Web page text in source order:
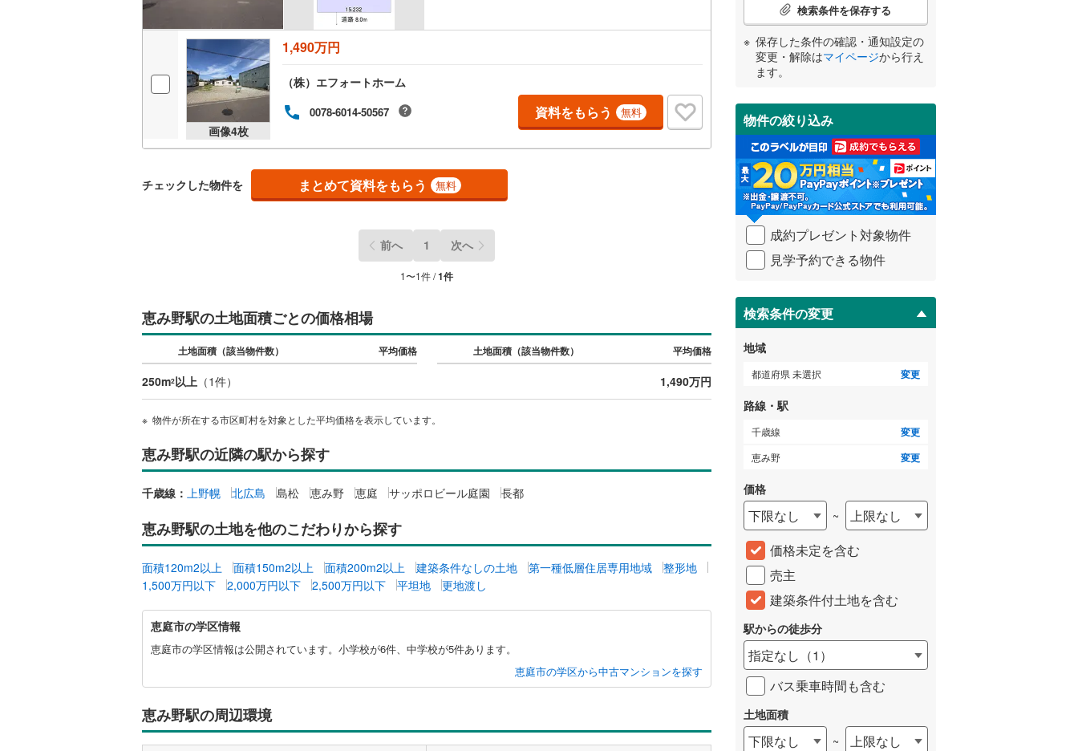
画像4枚
1,490万円
（株）エフォートホーム
0078-6014-50567 資料をもらう 無料
チェックした物件を まとめて資料をもらう 無料
前へ 1 次へ
1〜1件 /1件
恵み野駅の土地面積ごとの価格相場
土地面積（該当物件数） 平均価格 土地面積（該当物件数） 平均価格
250m2以上 （1件） 1,490万円
物件が所在する市区町村を対象とした平均価格を表示しています。
恵み野駅の近隣の駅から探す
千歳線： 上野幌 北広島 島松 恵み野 恵庭 サッポロビール庭園 長都
恵み野駅の土地を他のこだわりから探す
面積120m2以上 面積150m2以上 面積200m2以上 建築条件なしの土地 第一種低層住居専用地域
整形地
1,500万円以下
2,000万円以下 2,500万円以下 平坦地 更地渡し
恵
庭
市
る
情
恵庭市の学区情報
恵庭市の学区情報は公開されています。小学校が6件、中学校が5件あります。
恵庭市の学区から中古マンションを探す
恵み野駅の周辺環境
条
件
受
け
取
る
・
条
件
を
イ
ペ
ジ
に
保
存
す
る
検索条件を保存する
保存した条件の確認・通知設定の
変更・解除はマイページから行え
ます。
物件の絞り込み
成約プレゼント対象物件
見学予約できる物件
検索条件の変更
地域
都道府県 未選択 変更
路線・駅
千歳線 変更
恵み野 変更
価格
下限なし ~
上限なし
価格未定を含む
売主
建築条件付土地を含む
駅からの徒歩分
指定なし （1 ）
バス乗車時間も含む
土地面積
下限なし ~ 上限なし
該当物件0件 条件をリセットする
該当物件0件 条件をリセットする
該当物件0件 条件をリセットする
該当物件0件 条件をリセットする
該当物件0件 条件をリセットする
該当物件0件 条件をリセットする